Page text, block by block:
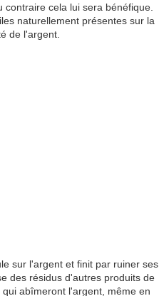
cela lui sera bénéfique.
naturellement présentes sur la
de l'argent.
sur l'argent et finit par ruiner ses
des résidus d'autres produits de
abîmeront l'argent, même en